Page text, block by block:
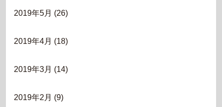
2019年5月 (26)
2019年4月 (18)
2019年3月 (14)
2019年2月 (9)